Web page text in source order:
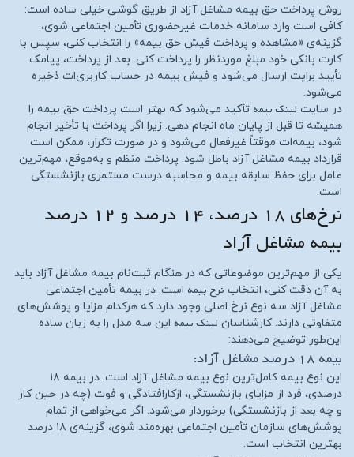
روش پرداخت حق بیمه مشاغل آزاد از طریق گوشی خیلی ساده است:
کافی است وارد سامانه خدمات غیرحضوری تأمین اجتماعی شوی،
گزینه‌ی «مشاهده و پرداخت فیش حق بیمه» را انتخاب کنی، سپس با
کارت بانکی خود مبلغ موردنظر را پرداخت کنی. بعد از پرداخت، پیامک
تأیید برایت ارسال می‌شود و فیش بیمه در حساب کاربری‌ات ذخیره
می‌شود.
در سایت لینک بیمه تأکید می‌شود که بهتر است پرداخت حق بیمه را
همیشه تا قبل از پایان ماه انجام دهی. زیرا اگر پرداخت با تأخیر انجام
شود، بیمه‌ات موقتاً غیرفعال می‌شود و در صورت تکرار، ممکن است
قرارداد بیمه مشاغل آزاد باطل شود. پرداخت منظم و به‌موقع، مهم‌ترین
عامل برای حفظ سابقه بیمه و محاسبه درست مستمری بازنشستگی
است.
نرخ‌های ۱۸ درصد، ۱۴ درصد و ۱۲ درصد
بیمه مشاغل آزاد
یکی از مهم‌ترین موضوعاتی که در هنگام ثبت‌نام بیمه مشاغل آزاد باید
به آن دقت کنی، انتخاب نرخ بیمه است. در بیمه تأمین اجتماعی
مشاغل آزاد سه نوع نرخ اصلی وجود دارد که هرکدام مزایا و پوشش‌های
متفاوتی دارند. کارشناسان لینک بیمه این سه مدل را به زبان ساده
این‌طور توضیح می‌دهند:
بیمه ۱۸ درصد مشاغل آزاد:
این نوع بیمه کامل‌ترین نوع بیمه مشاغل آزاد است. در بیمه ۱۸
درصدی، فرد از مزایای بازنشستگی، ازکارافتادگی و فوت (چه در حین کار
و چه بعد از بازنشستگی) برخوردار می‌شود. اگر می‌خواهی از تمام
پوشش‌های سازمان تأمین اجتماعی بهره‌مند شوی، گزینه‌ی ۱۸ درصد
بهترین انتخاب است.